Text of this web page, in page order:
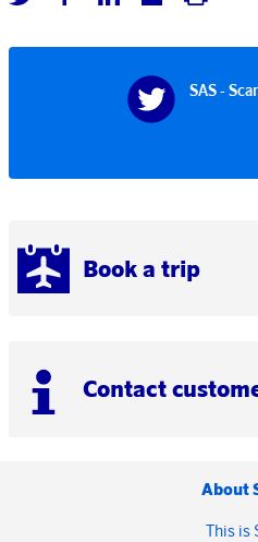
Book a trip
Contact
SAS -
About
This is